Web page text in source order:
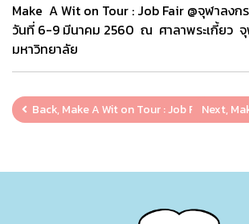
Make A Wit on Tour : Job Fair @จุฬาลง
วันที่ 6-9 มีนาคม 2560 ณ ศาลาพระเกี้ยว
มหาวิทยาลัย
Back, Make A Wit on Tour : Job Fair @มห